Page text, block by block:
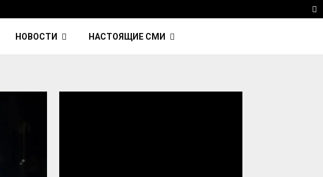
НОВОСТИ НАСТОЯЩИЕ СМИ